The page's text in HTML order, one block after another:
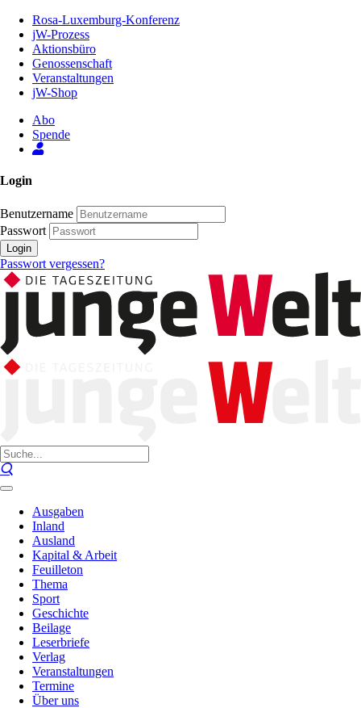
Inhalt
Seite
Rosa-Luxemburg-Konferenz
jW-Prozess
Aktionsbüro
Genossenschaft
Veranstaltungen
jW-Shop
Abo
Spende
Login
Benutzername
Passwort
Login
Passwort vergessen?
Ausgaben
Inland
Ausland
Kapital & Arbeit
Feuilleton
Thema
Sport
Geschichte
Beilage
Leserbriefe
Verlag
Veranstaltungen
Termine
Über uns